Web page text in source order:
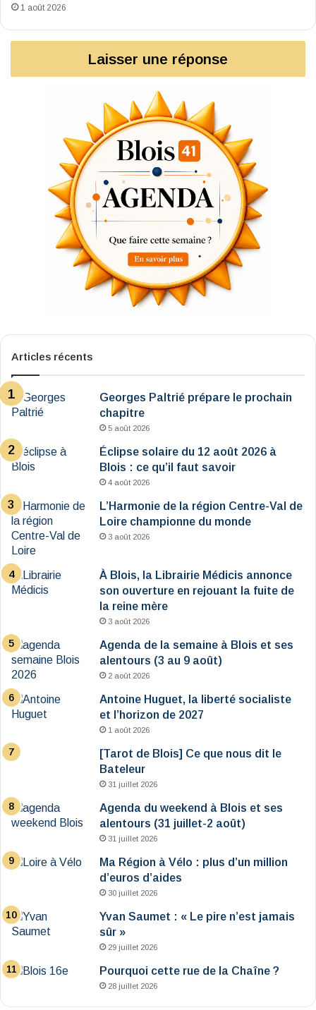
1 août 2026
Laisser une réponse
Articles récents
Georges Paltrié prépare le prochain
chapitre
5 août 2026
Éclipse solaire du 12 août 2026 à
Blois : ce qu’il faut savoir
4 août 2026
L’Harmonie de la région Centre-Val de
Loire championne du monde
3 août 2026
À Blois, la Librairie Médicis annonce
son ouverture en rejouant la fuite de
la reine mère
3 août 2026
Agenda de la semaine à Blois et ses
alentours (3 au 9 août)
2 août 2026
Antoine Huguet, la liberté socialiste
et l’horizon de 2027
1 août 2026
[Tarot de Blois] Ce que nous dit le
Bateleur
31 juillet 2026
Agenda du weekend à Blois et ses
alentours (31 juillet-2 août)
31 juillet 2026
Ma Région à Vélo : plus d’un million
d’euros d’aides
30 juillet 2026
Yvan Saumet : « Le pire n’est jamais
sûr »
29 juillet 2026
Pourquoi cette rue de la Chaîne ?
28 juillet 2026